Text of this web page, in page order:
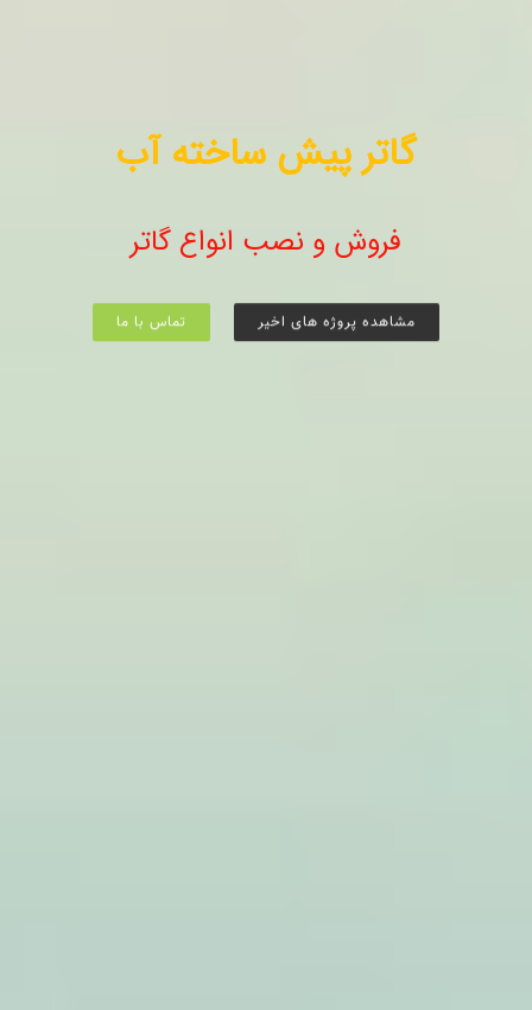
گاتر پیش ساخته آب
فروش و نصب انواع گاتر
مشاهده پروژه های اخیر تماس با ما